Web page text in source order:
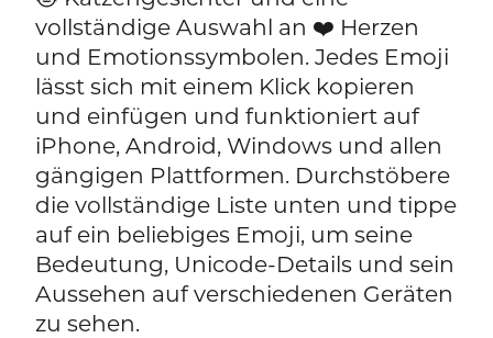
vollständige Auswahl an ❤️ Herzen
und Emotionssymbolen. Jedes Emoji
lässt sich mit einem Klick kopieren
und einfügen und funktioniert auf
iPhone, Android, Windows und allen
gängigen Plattformen. Durchstöbere
die vollständige Liste unten und tippe
auf ein beliebiges Emoji, um seine
Bedeutung, Unicode-Details und sein
Aussehen auf verschiedenen Geräten
zu sehen.